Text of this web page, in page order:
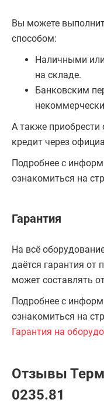
Вы можете
способом:
Наличными
на складе.
Банковским
А также приобрести
кредит через
Подробнее с
ознакомиться на
Гарантия
На всё
даётся гарантия от
может составлять
Подробнее с
ознакомиться на
Гарантия на
Отзывы
0235.81